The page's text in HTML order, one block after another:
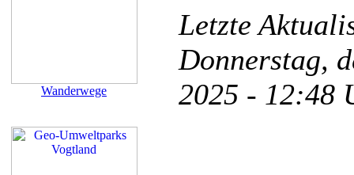
Wanderwege
Letzte
Donnerstag,
2025 -